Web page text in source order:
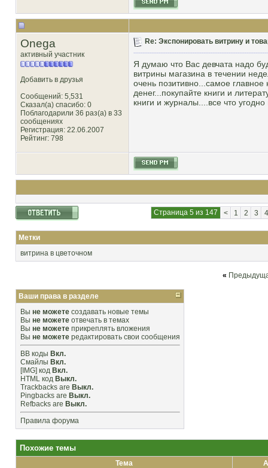
Onega
активный участник
Добавить в друзья
Сообщений: 5,531
Сказал(а) спасибо: 0
Поблагодарили 36 раз(а) в 33
сообщениях
Регистрация: 22.06.2007
Рейтинг: 798
Re: Экспонировать витрину и
Я думаю что Вас девчата надо
витрины магазина в течении
очень позитивно...самое главное
денег...покупайте книги и
книги и журналы....все что
Страница 5 из 147 < 1 2 3 4
Метки
витрина в цветочном
«
Ваши права в разделе
Вы не можете создавать новые темы
Вы не можете отвечать в темах
Вы не можете прикреплять вложения
Вы не можете редактировать свои сообщения
BB коды Вкл.
Смайлы Вкл.
[IMG] код Вкл.
HTML код Выкл.
Trackbacks are Выкл.
Pingbacks are Выкл.
Refbacks are Выкл.
Правила форума
Похожие темы
Тема